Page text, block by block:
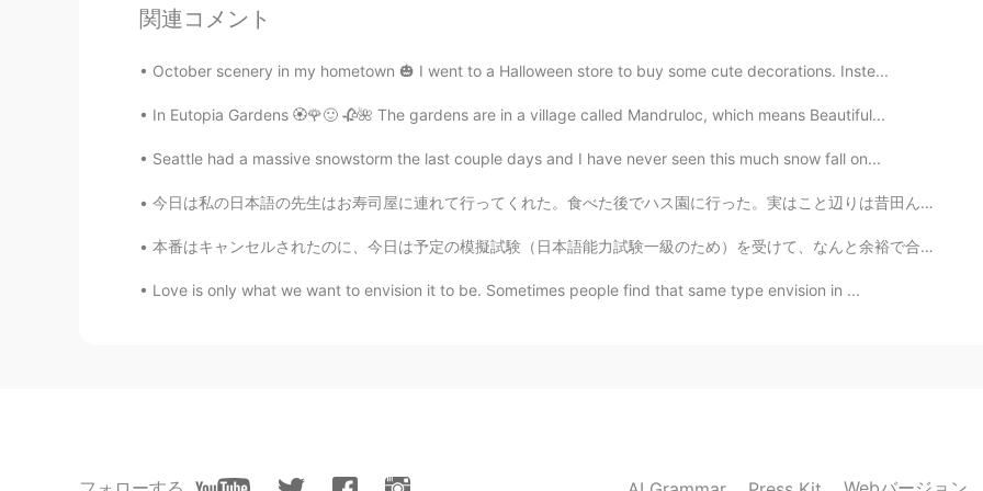
EN JP
@Yoshi ありがとう ☺🎉
JP EN
どういたしまして！
Yoshi 2020.08.28 07:44
@kojiro ありがとう! 了解! 😆🎉
関連コメント
October scenery in my hometown 🎃 I went to a Halloween store to buy some cute decorations. Inste...
In Eutopia Gardens 🏵️🌹🙂 🥀🌺 The gardens are in a village called Mandruloc, which means Beautiful...
Seattle had a massive snowstorm the last couple days and I have never seen this much snow fall on...
今日は私の日本語の先生はお寿司屋に連れて行ってくれた。食べた後でハス園に行った。実はこと辺りは昔田んぼだったけど今はハスを植えている。ハス園の後で山の中にある神社を訪ねた。とても良い一日を過ごし...
本番はキャンセルされたのに、今日は予定の模擬試験（日本語能力試験一級のため）を受けて、なんと余裕で合格でした。 といっても、まだ欠けてるところが明確になったので、勉強をやめるわけにはいけない。忘...
Love is only what we want to envision it to be. Sometimes people find that same type envision in ...